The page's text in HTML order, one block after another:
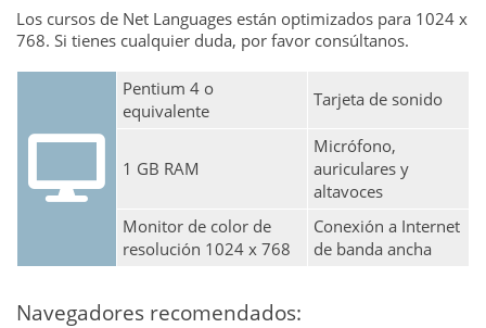
Los cursos de Net Languages están optimizados para 1024 x
768. Si tienes cualquier duda, por favor consúltanos.
Pentium 4 o
equivalente
Tarjeta de sonido
1 GB RAM
Micrófono,
auriculares y
altavoces
Monitor de color de
resolución 1024 x 768
Conexión a Internet
de banda ancha
Navegadores recomendados: